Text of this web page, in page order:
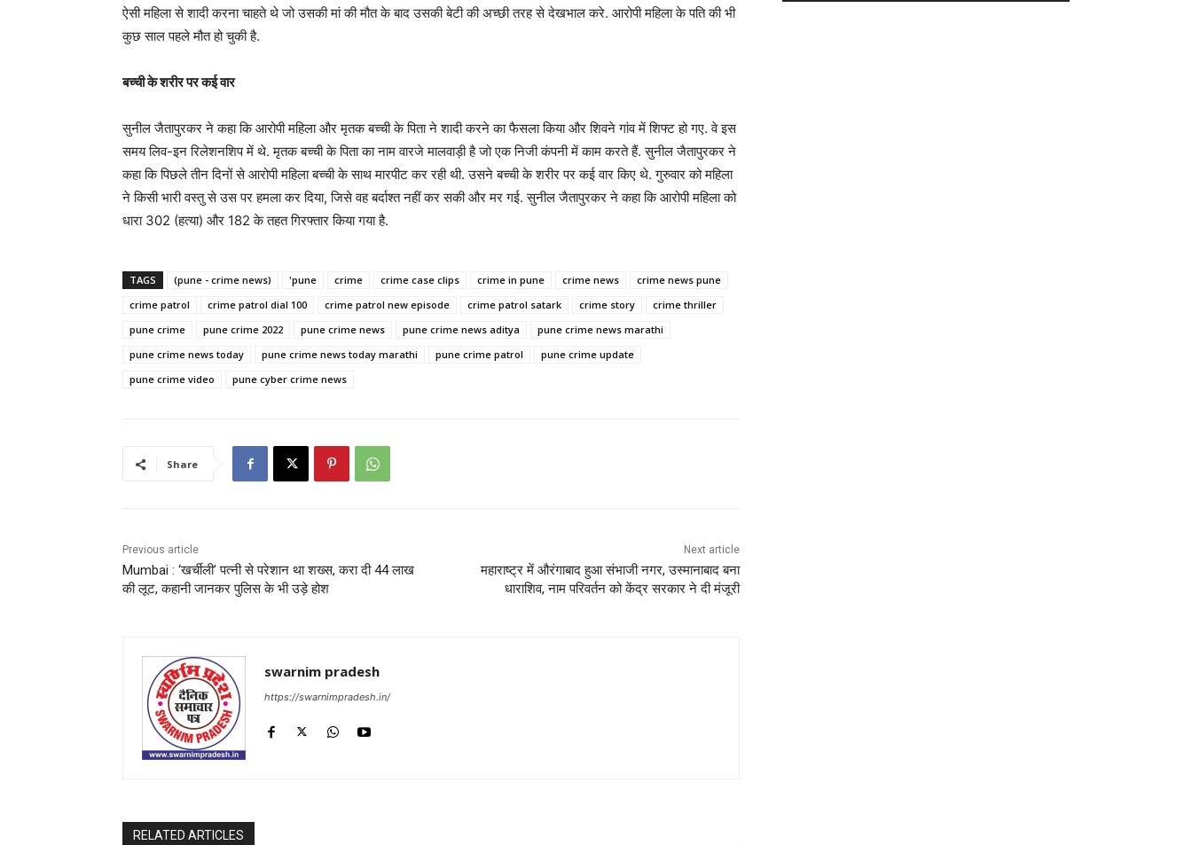
ऐसी महिला से शादी करना चाहते थे जो उसकी मां की मौत के बाद उसकी बेटी की अच्छी तरह से देखभाल करे. आरोपी महिला के पति की भी
कुछ साल पहले मौत हो चुकी है.
बच्ची के शरीर पर कई वार
सुनील जैतापुरकर ने कहा कि आरोपी महिला और मृतक बच्ची के पिता ने शादी करने का फैसला किया और शिवने गांव में शिफ्ट हो गए. वे इस
समय लिव-इन रिलेशनशिप में थे. मृतक बच्ची के पिता का नाम वारजे मालवाड़ी है जो एक निजी कंपनी में काम करते हैं. सुनील जैतापुरकर ने
कहा कि पिछले तीन दिनों से आरोपी महिला बच्ची के साथ मारपीट कर रही थी. उसने बच्ची के शरीर पर कई वार किए थे. गुरुवार को महिला
ने किसी भारी वस्तु से उस पर हमला कर दिया, जिसे वह बर्दाश्त नहीं कर सकी और मर गई. सुनील जैतापुरकर ने कहा कि आरोपी महिला को
धारा 302 (हत्या) और 182 के तहत गिरफ्तार किया गया है.
TAGS (pune - crime news) 'pune crime crime case clips crime in pune crime news
crime news pune
crime patrol
crime patrol dial 100 crime patrol new episode crime patrol satark crime story
crime thriller
pune crime
pune crime 2022 pune crime news pune crime news aditya
pune crime news marathi
pune crime news today
pune crime news today marathi pune crime patrol
pune crime update
pune crime video
pune cyber crime news
Share
Previous article
Mumbai : ‘खर्चीली’ पत्नी से परेशान था शख्स, करा दी 44 लाख
की लूट, कहानी जानकर पुलिस के भी उड़े होश
Next article
महाराष्ट्र में औरंगाबाद हुआ संभाजी नगर, उस्मानाबाद बना
धाराशिव, नाम परिवर्तन को केंद्र सरकार ने दी मंजूरी
swarnim pradesh
https://swarnimpradesh.in/
RELATED ARTICLES